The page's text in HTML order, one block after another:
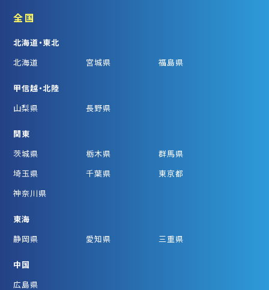
全国
北海道・東北
北海道
宮城県 福島県
甲信越・北陸
山梨県
長野県
関東
茨城県
栃木県
群馬県
埼玉県
千葉県
東京都
神奈川県
東海
静岡県
愛知県 三重県
中国
広島県